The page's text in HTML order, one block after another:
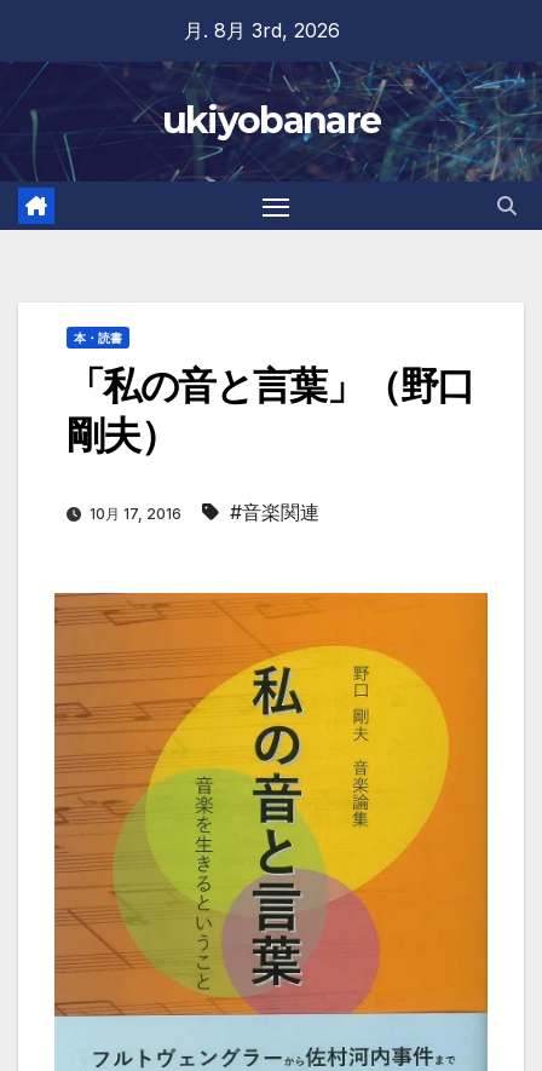
content
月. 8月 3rd, 2026
ukiyobanare
本・読書
「私の音と言葉」（野口
剛夫）
10月 17, 2016 #音楽関連